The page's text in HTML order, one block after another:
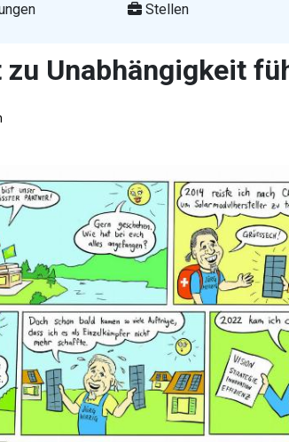
Stellen
zu Unabhängigkeit